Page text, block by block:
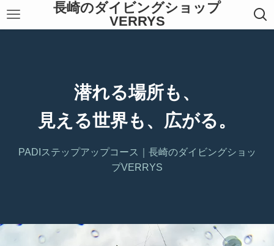
長崎のダイビングショップ
VERRYS
潜れる場所も、
見える世界も、広がる。
PADIステップアップコース｜長崎のダイビングショッ
プVERRYS